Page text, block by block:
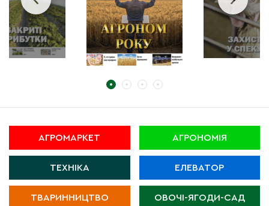
АГРОМАРКЕТ АГРОНОМІЯ
ТЕХНІКА ЕЛЕВАТОР
ТВАРИННИЦТВО ОВОЧІ-ЯГОДИ-САД